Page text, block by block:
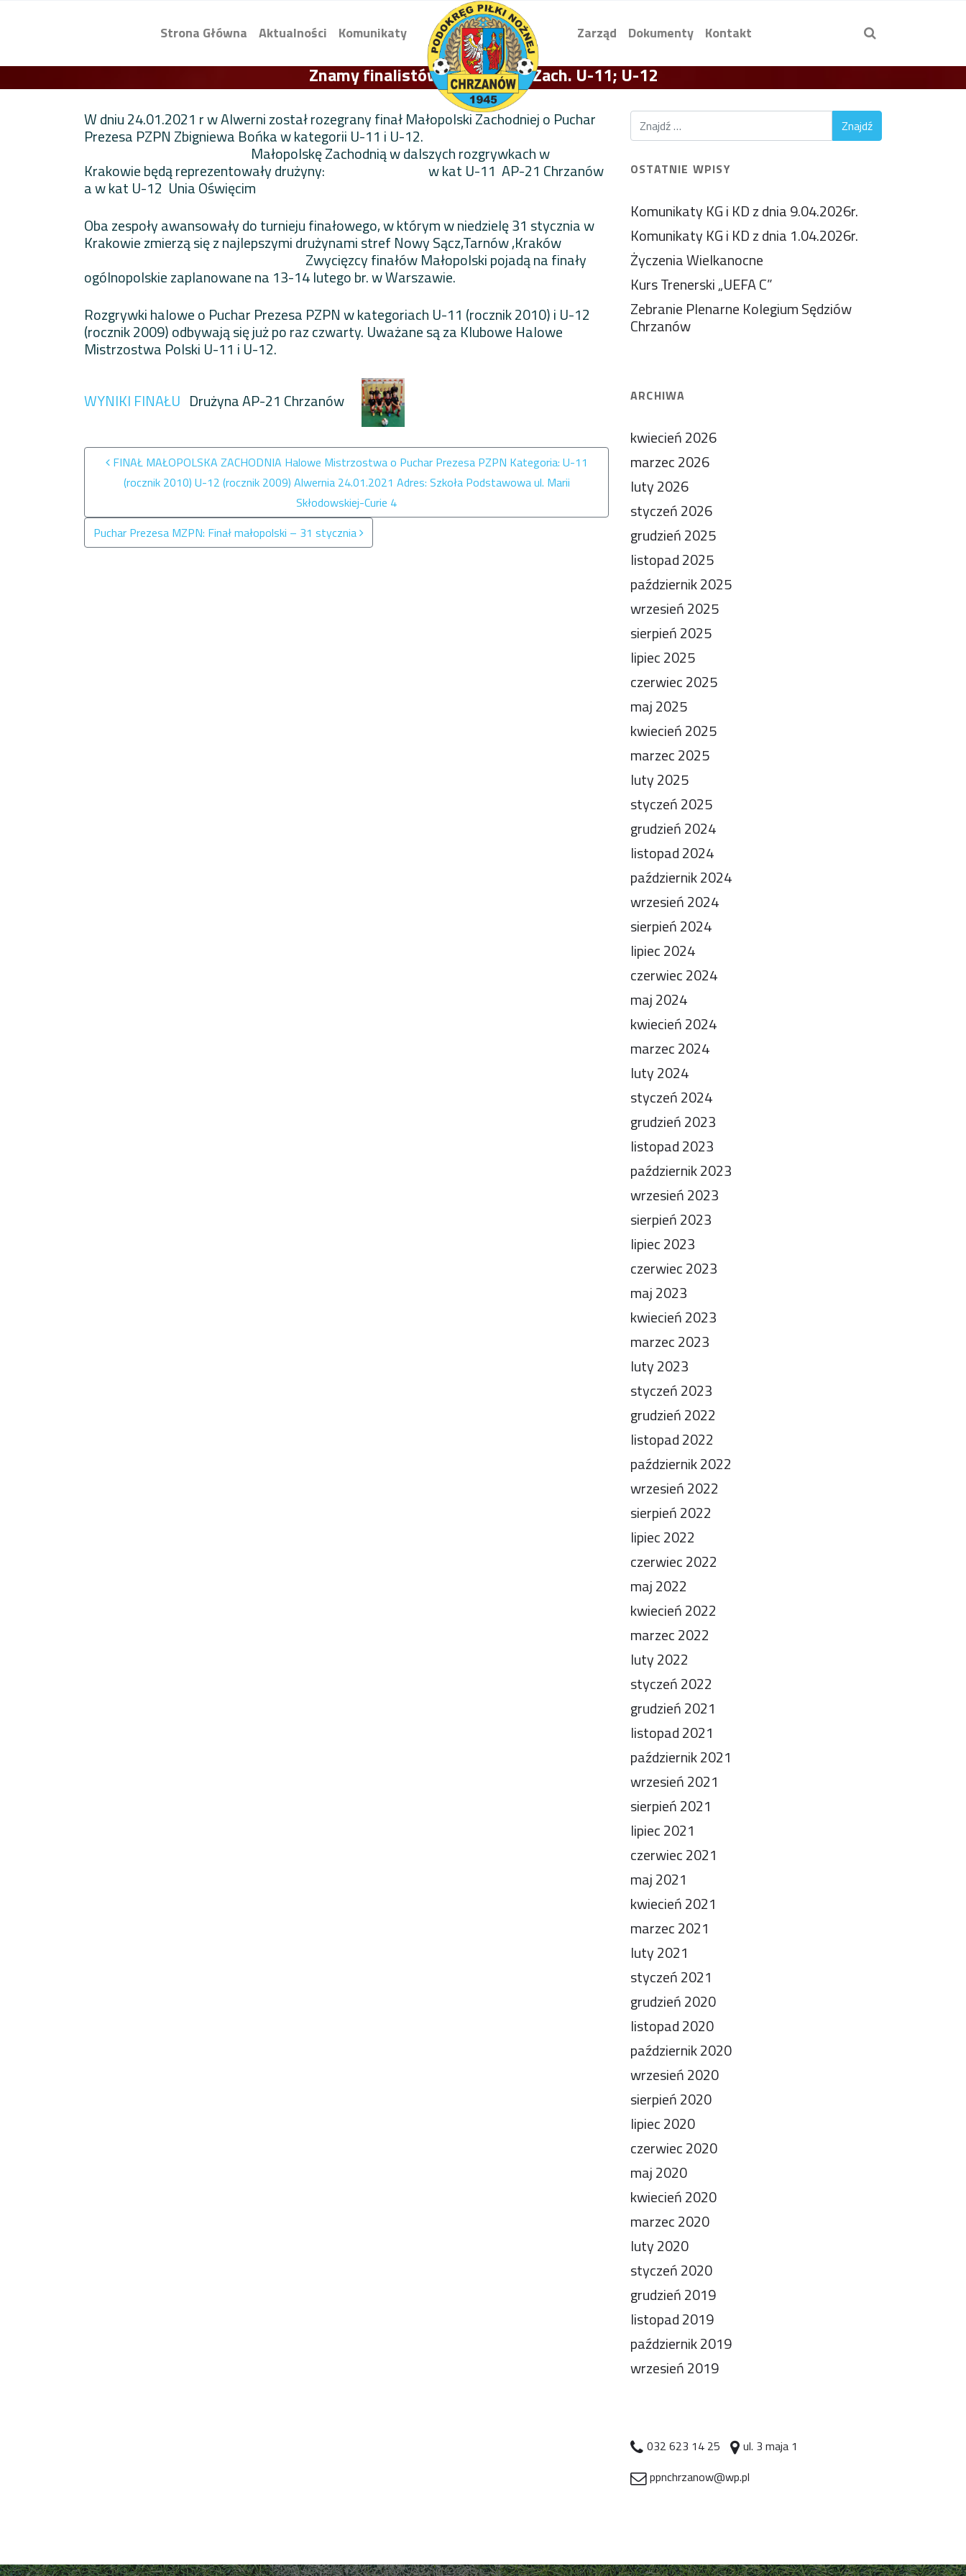
Strona Główna Aktualności Komunikaty Zarząd Dokumenty Kontakt
Znamy finalistów Małopolski Zach. U-11; U-12
W dniu 24.01.2021 r w Alwerni został rozegrany finał Małopolski Zachodniej o Puchar
Prezesa PZPN Zbigniewa Bońka w kategorii U-11 i U-12.
Małopolskę Zachodnią w dalszych rozgrywkach w
Krakowie będą reprezentowały drużyny: w kat U-11 AP-21 Chrzanów
a w kat U-12 Unia Oświęcim
Oba zespoły awansowały do turnieju finałowego, w którym w niedzielę 31 stycznia w
Krakowie zmierzą się z najlepszymi drużynami stref Nowy Sącz,Tarnów ,Kraków
Zwycięzcy finałów Małopolski pojadą na finały
ogólnopolskie zaplanowane na 13-14 lutego br. w Warszawie.
Rozgrywki halowe o Puchar Prezesa PZPN w kategoriach U-11 (rocznik 2010) i U-12
(rocznik 2009) odbywają się już po raz czwarty. Uważane są za Klubowe Halowe
Mistrzostwa Polski U-11 i U-12.
WYNIKI FINAŁU Drużyna AP-21 Chrzanów
Nawigacja po wpisach
FINAŁ MAŁOPOLSKA ZACHODNIA Halowe Mistrzostwa o Puchar Prezesa PZPN Kategoria: U-11
(rocznik 2010) U-12 (rocznik 2009) Alwernia 24.01.2021 Adres: Szkoła Podstawowa ul. Marii
Skłodowskiej-Curie 4
Puchar Prezesa MZPN: Finał małopolski – 31 stycznia
OSTATNIE WPISY
Komunikaty KG i KD z dnia 9.04.2026r.
Komunikaty KG i KD z dnia 1.04.2026r.
Życzenia Wielkanocne
Kurs Trenerski „UEFA C”
Zebranie Plenarne Kolegium Sędziów
Chrzanów
ARCHIWA
kwiecień 2026
marzec 2026
luty 2026
styczeń 2026
grudzień 2025
listopad 2025
październik 2025
wrzesień 2025
sierpień 2025
lipiec 2025
czerwiec 2025
maj 2025
kwiecień 2025
marzec 2025
luty 2025
styczeń 2025
grudzień 2024
listopad 2024
październik 2024
wrzesień 2024
sierpień 2024
lipiec 2024
czerwiec 2024
maj 2024
kwiecień 2024
marzec 2024
luty 2024
styczeń 2024
grudzień 2023
listopad 2023
październik 2023
wrzesień 2023
sierpień 2023
lipiec 2023
czerwiec 2023
maj 2023
kwiecień 2023
marzec 2023
luty 2023
styczeń 2023
grudzień 2022
listopad 2022
październik 2022
wrzesień 2022
sierpień 2022
lipiec 2022
czerwiec 2022
maj 2022
kwiecień 2022
marzec 2022
luty 2022
styczeń 2022
grudzień 2021
listopad 2021
październik 2021
wrzesień 2021
sierpień 2021
lipiec 2021
czerwiec 2021
maj 2021
kwiecień 2021
marzec 2021
luty 2021
styczeń 2021
grudzień 2020
listopad 2020
październik 2020
wrzesień 2020
sierpień 2020
lipiec 2020
czerwiec 2020
maj 2020
kwiecień 2020
marzec 2020
luty 2020
styczeń 2020
grudzień 2019
listopad 2019
październik 2019
wrzesień 2019
032 623 14 25
ul. 3 maja 1
ppnchrzanow@wp.pl